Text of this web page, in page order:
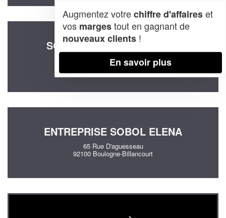
SOCIÉTÉ SECNAZI SIMONE
4 Passage Legrand
92100 Boulogne-Billancourt
ENTREPRISE SOBOL ELENA
65 Rue D'aguesseau
92100 Boulogne-Billancourt
Augmentez votrechiffre d'affaireset
vos margestout en gagnant de
nouveaux clients !
En savoir plus